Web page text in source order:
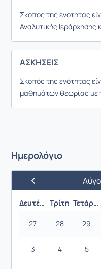
Σκοπός της ενότητας
Αναλυτικής Ιεράρχησης
ΑΣΚΗΣΕΙΣ
Σκοπός της ενότητας
μαθημάτων θεωρίας με
Ημερολόγιο
Προηγούμενος
Δευτέρα Τρίτη Τετάρτη
27 28 29
3 4 5